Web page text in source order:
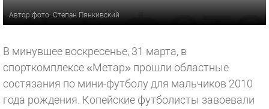
Автор фото: Степан Пянкивский
В минувшее воскресенье, 31 марта, в
спорткомплексе «Метар» прошли областные
состязания по мини-футболу для мальчиков 2010
года рождения. Копейские футболисты завоевали